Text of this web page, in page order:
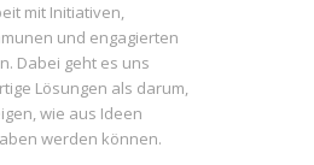
mit Initiativen,
und engagierten
Dabei geht es uns
Lösungen als darum,
wie aus Ideen
werden können.